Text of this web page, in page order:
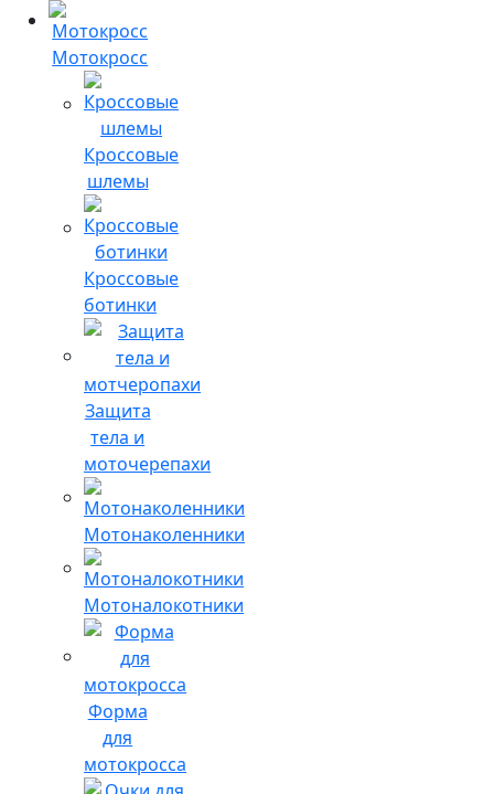
Мотокросс
Кроссовые
шлемы
Кроссовые
ботинки
Защита
тела и
моточерепахи
Мотонаколенники
Мотоналокотники
Форма
для
мотокросса